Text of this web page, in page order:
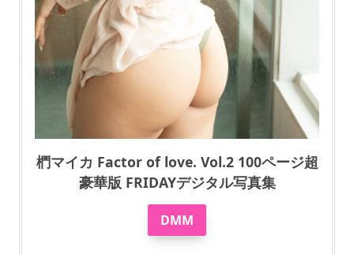
椚マイカ Factor of love. Vol.2 100ページ超
豪華版 FRIDAYデジタル写真集
DMM